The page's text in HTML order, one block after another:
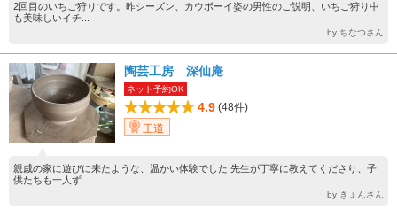
2回目のいちご狩りです。昨シーズン、カウボーイ姿の男性のご説明、いちご狩り中
も美味しいイチ...
by ちなつさん
陶芸工房 深仙庵
ネット予約OK
4.9 (48件)
王道
親戚の家に遊びに来たような、温かい体験でした 先生が丁寧に教えてくださり、子
供たちも一人ず...
by きょんさん